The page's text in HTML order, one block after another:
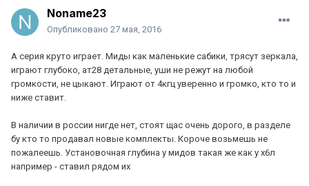
Noname23
Опубликовано 27 мая, 2016
A серия круто играет. Миды как маленькие сабики, трясут зеркала,
играют глубоко, ат28 детальные, уши не режут на любой
громкости, не цыкают. Играют от 4кгц уверенно и громко, кто то и
ниже ставит.
В наличии в россии нигде нет, стоят щас очень дорого, в разделе
бу кто то продавал новые комплекты. Короче возьмешь не
пожалеешь. Установочная глубина у мидов такая же как у х6л
например - ставил рядом их